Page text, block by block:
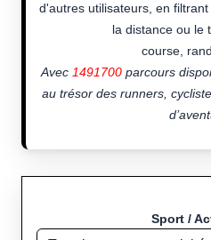
d'autres utilisateurs, en
la distance ou le
course,
Avec 1491700parcours
au trésor des runners,
Sport /